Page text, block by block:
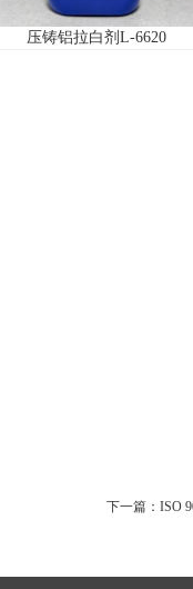
压铸铝拉白剂L-6620
下一篇：ISO